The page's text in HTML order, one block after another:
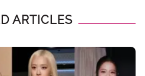
ARTICLES